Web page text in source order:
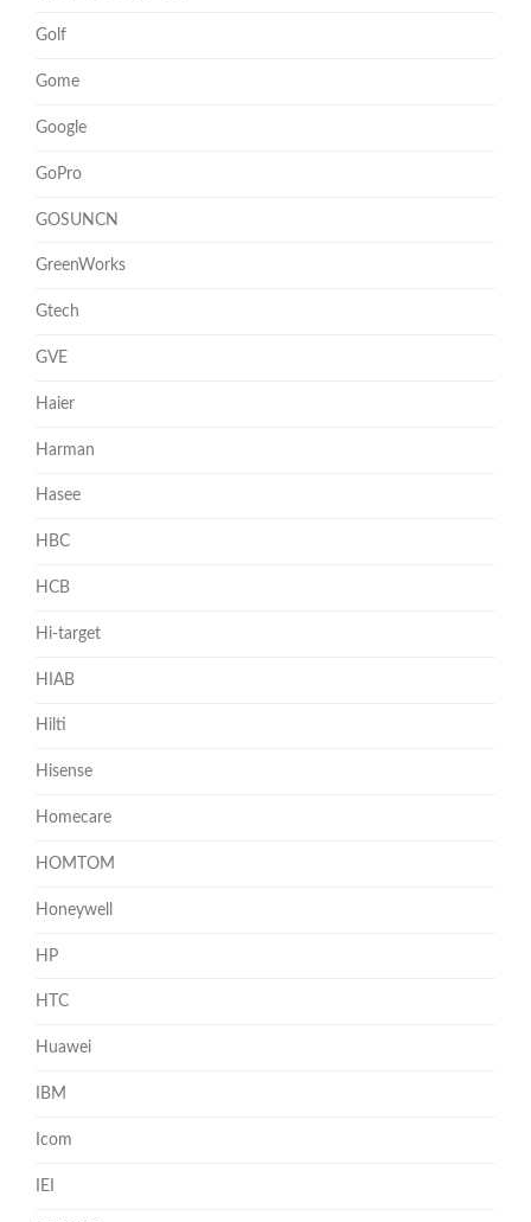
Golf
Gome
Google
GoPro
GOSUNCN
GreenWorks
Gtech
GVE
Haier
Harman
Hasee
HBC
HCB
Hi-target
HIAB
Hilti
Hisense
Homecare
HOMTOM
Honeywell
HP
HTC
Huawei
IBM
Icom
IEI